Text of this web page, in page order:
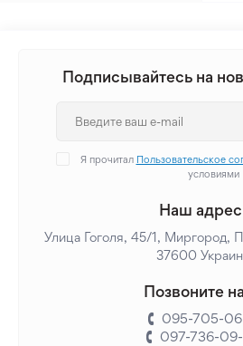
Подписывайтесь на
Я прочитал Пользовательское
условиями
Наш
Улица Гоголя, 45/1, Миргород,
37600
Позвоните
095-705-
097-736-